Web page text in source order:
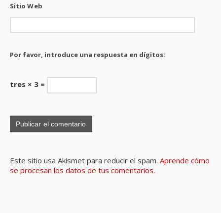
Sitio Web
Por favor, introduce una respuesta en dígitos:
tres × 3 =
Este sitio usa Akismet para reducir el spam. Aprende cómo
se procesan los datos de tus comentarios.